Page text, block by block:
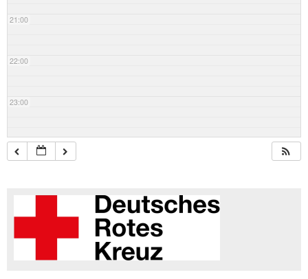
21:00
22:00
23:00